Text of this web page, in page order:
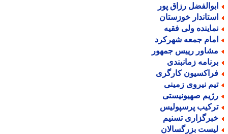
رزاق پور
خوزستان
ولی فقیه
جمعه شهرکرد
رییس جمهور
زمانبندی
کارگری
نیروی زمینی
صهیونیستی
پرسپولیس
تسنیم
بزرگسالان